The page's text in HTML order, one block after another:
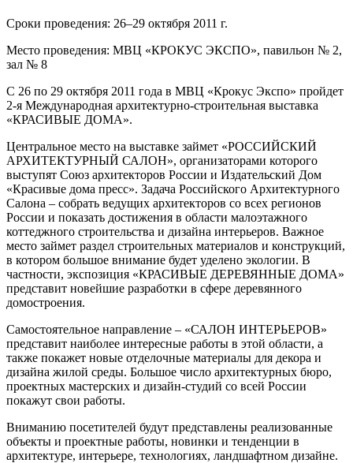
Сроки проведения: 26–29 октября 2011 г.
Место проведения: МВЦ «КРОКУС ЭКСПО», павильон № 2,
зал № 8
С 26 по 29 октября 2011 года в МВЦ «Крокус Экспо» пройдет
2-я Международная архитектурно-строительная выставка
«КРАСИВЫЕ ДОМА».
Центральное место на выставке займет «РОССИЙСКИЙ
АРХИТЕКТУРНЫЙ САЛОН», организаторами которого
выступят Союз архитекторов России и Издательский Дом
«Красивые дома пресс». Задача Российского Архитектурного
Салона – собрать ведущих архитекторов со всех регионов
России и показать достижения в области малоэтажного
коттеджного строительства и дизайна интерьеров. Важное
место займет раздел строительных материалов и конструкций,
в котором большое внимание будет уделено экологии. В
частности, экспозиция «КРАСИВЫЕ ДЕРЕВЯННЫЕ ДОМА»
представит новейшие разработки в сфере деревянного
домостроения.
Самостоятельное направление – «САЛОН ИНТЕРЬЕРОВ»
представит наиболее интересные работы в этой области, а
также покажет новые отделочные материалы для декора и
дизайна жилой среды. Большое число архитектурных бюро,
проектных мастерских и дизайн-студий со всей России
покажут свои работы.
Вниманию посетителей будут представлены реализованные
объекты и проектные работы, новинки и тенденции в
архитектуре, интерьере, технологиях, ландшафтном дизайне.